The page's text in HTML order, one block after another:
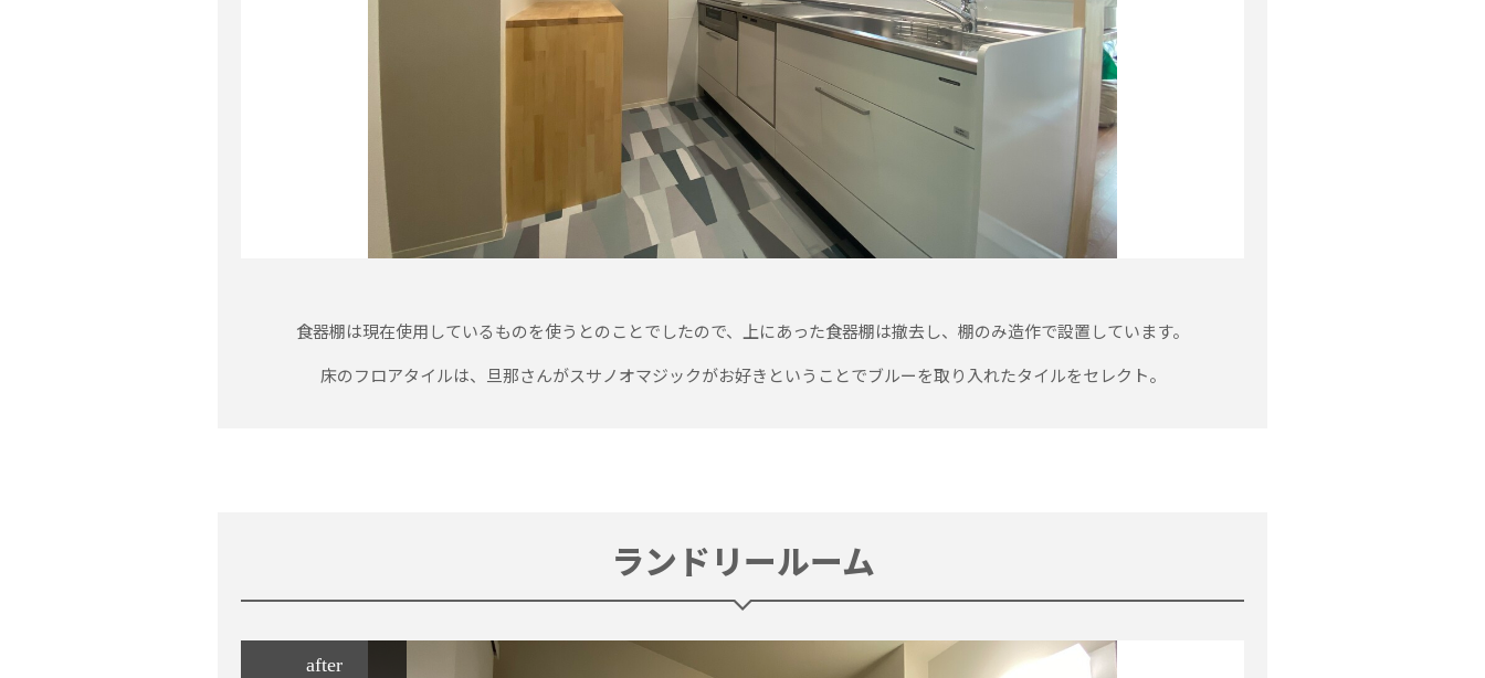
食器棚は現在使用しているものを使うとのことでしたので、上にあった食器棚は撤去し、棚のみ造作で設置しています。
床のフロアタイルは、旦那さんがスサノオマジックがお好きということでブルーを取り入れたタイルをセレクト。
ランドリールーム
after